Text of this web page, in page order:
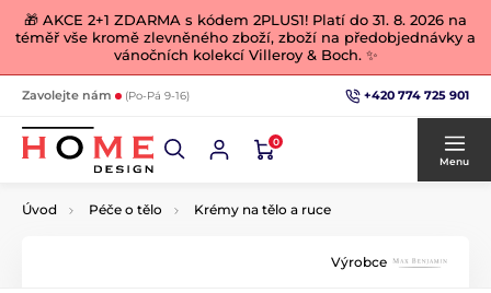
🎁 AKCE 2+1 ZDARMA s kódem 2PLUS1! Platí do 31. 8. 2026 na
téměř vše kromě zlevněného zboží, zboží na předobjednávky a
vánočních kolekcí Villeroy & Boch. ✨
Zavolejte nám (Po-Pá 9-16) +420 774 725 901
0
Menu
Úvod Péče o tělo Krémy na tělo a ruce
Výrobce